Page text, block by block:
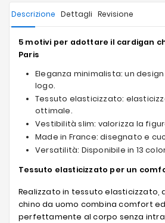
Descrizione Dettagli Revisione
5 motivi per adottare il cardigan
Paris
Eleganza minimalista: un
logo.
Tessuto elasticizzato:
ottimale.
Vestibilità slim: valorizza la
Made in France: disegnato e
Versatilità: Disponibile in 13
Tessuto elasticizzato per un
Realizzato in tessuto elasticizzato,
chino da uomo combina comfort
perfettamente al corpo senza